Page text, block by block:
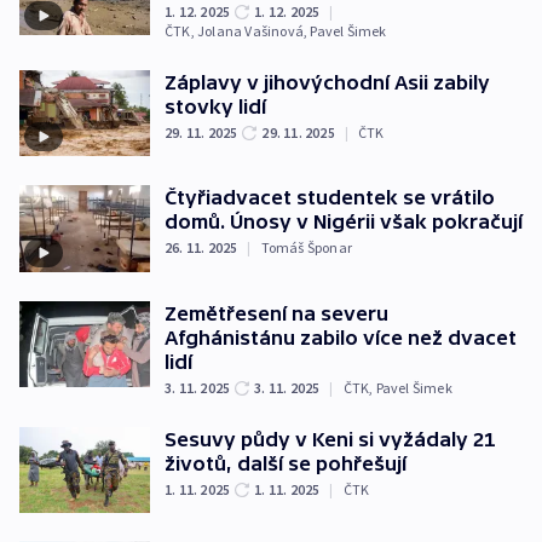
1. 12. 2025 1. 12. 2025
|
ČTK Jolana Vašinová Pavel Šimek
Záplavy v jihovýchodní Asii zabily
stovky lidí
29. 11. 2025 29. 11. 2025 | ČTK
Čtyřiadvacet studentek se vrátilo
domů. Únosy v Nigérii však pokračují
26. 11. 2025 | Tomáš Šponar
Zemětřesení na severu
Afghánistánu zabilo více než dvacet
lidí
3. 11. 2025 3. 11. 2025 | ČTK Pavel Šimek
Sesuvy půdy v Keni si vyžádaly 21
životů, další se pohřešují
1. 11. 2025 1. 11. 2025 | ČTK